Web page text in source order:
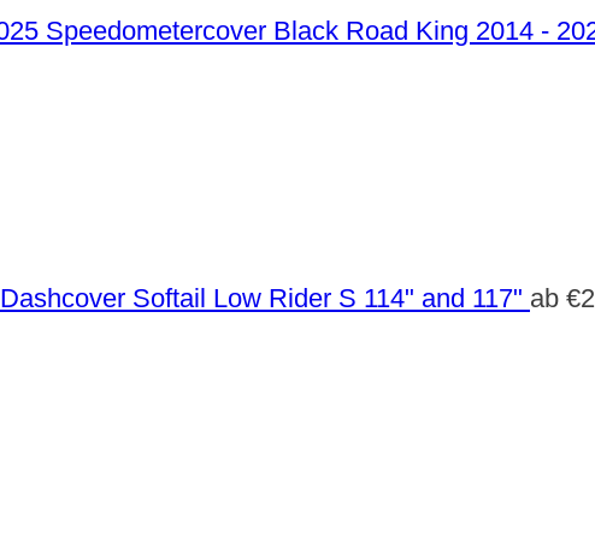
Speedometercover Black Road King 2014 -
Dashcover Softail Low Rider S 114" and 117" ab €